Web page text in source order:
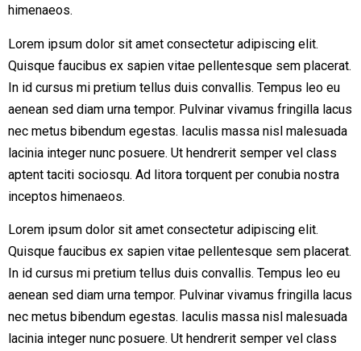
himenaeos.
Lorem ipsum dolor sit amet consectetur adipiscing elit.
Quisque faucibus ex sapien vitae pellentesque sem placerat.
In id cursus mi pretium tellus duis convallis. Tempus leo eu
aenean sed diam urna tempor. Pulvinar vivamus fringilla lacus
nec metus bibendum egestas. Iaculis massa nisl malesuada
lacinia integer nunc posuere. Ut hendrerit semper vel class
aptent taciti sociosqu. Ad litora torquent per conubia nostra
inceptos himenaeos.
Lorem ipsum dolor sit amet consectetur adipiscing elit.
Quisque faucibus ex sapien vitae pellentesque sem placerat.
In id cursus mi pretium tellus duis convallis. Tempus leo eu
aenean sed diam urna tempor. Pulvinar vivamus fringilla lacus
nec metus bibendum egestas. Iaculis massa nisl malesuada
lacinia integer nunc posuere. Ut hendrerit semper vel class